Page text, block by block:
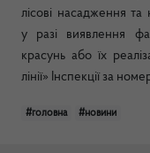
лісові насадження
у разі виявлення
красунь або їх
лінії» Інспекції за
#головна #новини